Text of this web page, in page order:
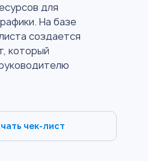
для
На базе
создается
который
чек-лист